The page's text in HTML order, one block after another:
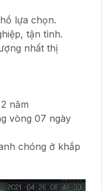
lựa chọn.
tận tình.
nhất thị
năm
vòng 07 ngày
chóng ở khắp